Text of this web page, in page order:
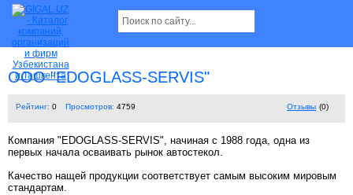
ООО "EDOGLASS-SERVIS"
Рейтинг: 0 Просмотров: 4759 Отзывы (0)
Компания "EDOGLASS-SERVIS", начиная с 1988 года, одна из
первых начала осваивать рынок автостекол.
Качество нащей продукции соответствует самым высоким мировым
стандартам.